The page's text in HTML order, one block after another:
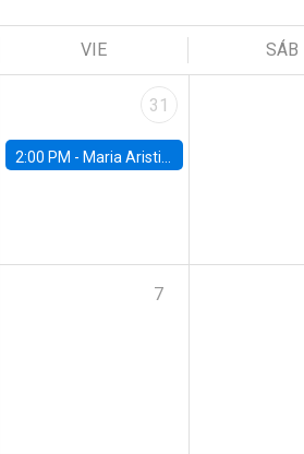
VIE SÁB
31
2:00 PM - Maria Aristizabal-Ramirez, FED Board
7